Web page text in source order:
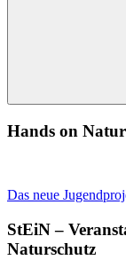
Hands on
Das neue
StEiN –
Naturschutz